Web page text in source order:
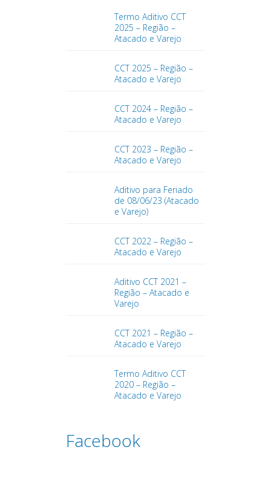
Termo Aditivo CCT
2025 – Região –
Atacado e Varejo
CCT 2025 – Região –
Atacado e Varejo
CCT 2024 – Região –
Atacado e Varejo
CCT 2023 – Região –
Atacado e Varejo
Aditivo para Feriado
de 08/06/23 (Atacado
e Varejo)
CCT 2022 – Região –
Atacado e Varejo
Aditivo CCT 2021 –
Região – Atacado e
Varejo
CCT 2021 – Região –
Atacado e Varejo
Termo Aditivo CCT
2020 – Região –
Atacado e Varejo
Facebook